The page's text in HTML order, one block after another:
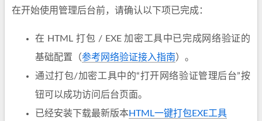
在开始使用管理后台前，请确认以下项已完成：
在 HTML 打包 / EXE 加密工具中已完成网络验证的
基础配置（参考网络验证接入指南）。
通过打包/加密工具中的“打开网络验证管理后台”按
钮可以成功访问后台页面。
已经安装下载最新版本HTML一键打包EXE工具